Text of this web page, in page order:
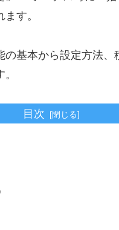
す。
基本から設定方法
目次